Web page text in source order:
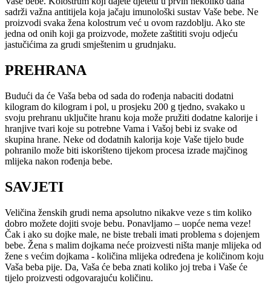
sadrži važna antitijela koja jačaju imunološki sustav Vaše bebe. Ne
proizvodi svaka žena kolostrum već u ovom razdoblju. Ako ste
jedna od onih koji ga proizvode, možete zaštititi svoju odjeću
jastučićima za grudi smještenim u grudnjaku.
PREHRANA
Budući da će Vaša beba od sada do rođenja nabaciti dodatni
kilogram do kilogram i pol, u prosjeku 200 g tjedno, svakako u
svoju prehranu uključite hranu koja može pružiti dodatne kalorije i
hranjive tvari koje su potrebne Vama i Vašoj bebi iz svake od
skupina hrane. Neke od dodatnih kalorija koje Vaše tijelo bude
pohranilo može biti iskorišteno tijekom procesa izrade majčinog
mlijeka nakon rođenja bebe.
SAVJETI
Veličina ženskih grudi nema apsolutno nikakve veze s tim koliko
dobro možete dojiti svoje bebu. Ponavljamo – uopće nema veze!
Čak i ako su dojke male, ne biste trebali imati problema s dojenjem
bebe. Žena s malim dojkama neće proizvesti ništa manje mlijeka od
žene s većim dojkama - količina mlijeka određena je količinom koju
Vaša beba pije. Da, Vaša će beba znati koliko joj treba i Vaše će
tijelo proizvesti odgovarajuću količinu.